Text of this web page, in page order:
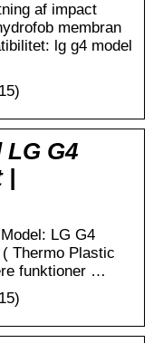
af impact
membran
lg g4 model
LG G4
LG G4
Thermo Plastic
funktioner …